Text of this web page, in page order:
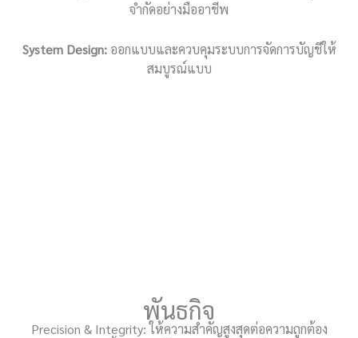
จำกัดอย่างมืออาชีพ
System Design:ออกแบบและควบคุมระบบการจัดการบัญชีให้
สมบูรณ์แบบ
พันธกิจ
Precision & Integrity: ให้ความสำคัญสูงสุดต่อความถูกต้อง